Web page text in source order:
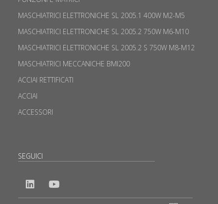
MASCHIATRICI ELETTRONICHE SL 2005.1 400W M2-M5
MASCHIATRICI ELETTRONICHE SL 2005.2 750W M6-M10
MASCHIATRICI ELETTRONICHE SL 2005.2 S 750W M8-M12
MASCHIATRICI MECCANICHE BMI200
ACCIAI RETTIFICATI
ACCIAI
ACCESSORI
SEGUICI